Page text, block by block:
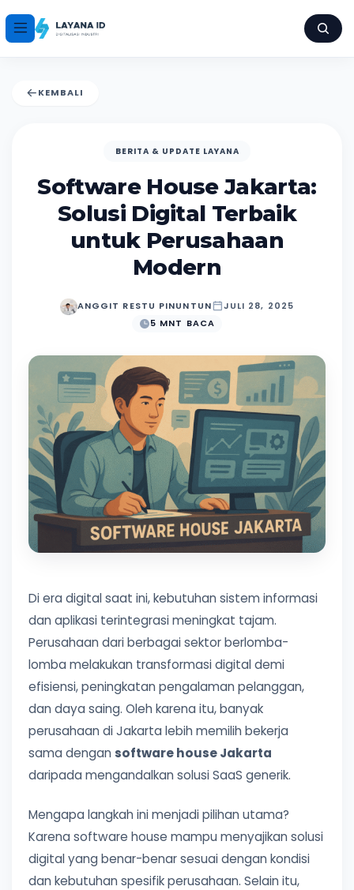
KEMBALI
BERITA & UPDATE LAYANA
Software House Jakarta:
Solusi Digital Terbaik
untuk Perusahaan
Modern
ANGGIT RESTU PINUNTUN
JULI 28, 2025
5 MNT BACA
Di era digital saat ini, kebutuhan sistem informasi
dan aplikasi terintegrasi meningkat tajam.
Perusahaan dari berbagai sektor berlomba-
lomba melakukan transformasi digital demi
efisiensi, peningkatan pengalaman pelanggan,
dan daya saing. Oleh karena itu, banyak
perusahaan di Jakarta lebih memilih bekerja
sama dengan software house Jakarta
daripada mengandalkan solusi SaaS generik.
Mengapa langkah ini menjadi pilihan utama?
Karena software house mampu menyajikan solusi
digital yang benar-benar sesuai dengan kondisi
dan kebutuhan spesifik perusahaan. Selain itu,